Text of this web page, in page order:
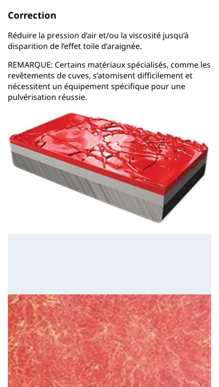
Correction
Réduire la pression d’air et/ou la viscosité jusqu’à
disparition de l’effet toile d’araignée.
REMARQUE: Certains matériaux spécialisés, comme les
revêtements de cuves, s’atomisent difficilement et
nécessitent un équipement spécifique pour une
pulvérisation réussie.